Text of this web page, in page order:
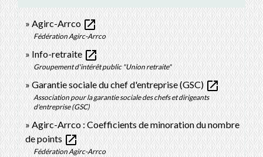
Agirc-Arrcoopen_in_new
Fédération Agirc-Arrco
Info-retraiteopen_in_new
Groupement d'intérêt public "Union retraite"
Garantie sociale du chef d'entreprise (GSC)open_in_new
Association pour la garantie sociale des chefs et dirigeants
d'entreprise (GSC)
Agirc-Arrco : Coefficients de minoration du nombre
de pointsopen_in_new
Fédération Agirc-Arrco